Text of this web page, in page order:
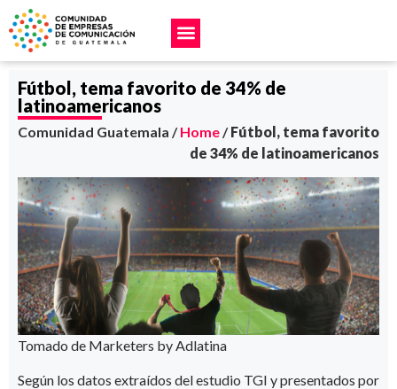
Fútbol, tema favorito de 34% de
latinoamericanos
Comunidad Guatemala /Home/Fútbol, tema favorito
de 34% de latinoamericanos
Tomado de Marketers by Adlatina
Según los datos extraídos del estudio TGI y presentados por